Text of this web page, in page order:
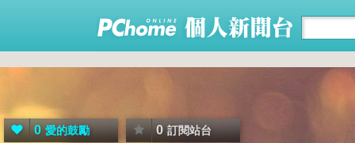
0 愛的鼓勵 0 訂閱站台